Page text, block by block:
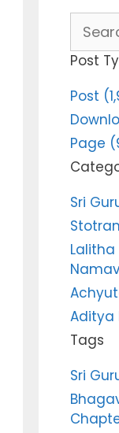
for:
Post
Post
Page
Sri
Lalitha
Aditya
Tags
Sri